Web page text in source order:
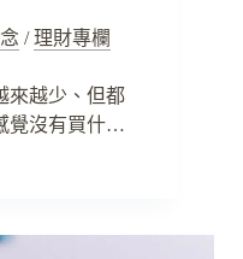
/ 理財專欄
來越少、但都
覺沒有買什…